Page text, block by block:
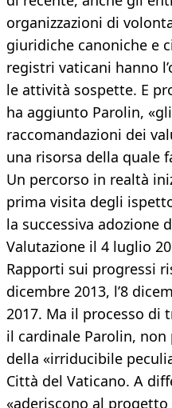
organizzazioni di
giuridiche canoniche e
registri vaticani hanno
le attività sospette. E
ha aggiunto Parolin,
raccomandazioni dei
una risorsa della quale
Un percorso in realtà
prima visita degli
la successiva adozione
Valutazione il 4 luglio
Rapporti sui progressi
dicembre 2013, l’8
2017. Ma il processo di
il cardinale Parolin,
della «irriducibile
Città del Vaticano. A
«aderiscono al progetto